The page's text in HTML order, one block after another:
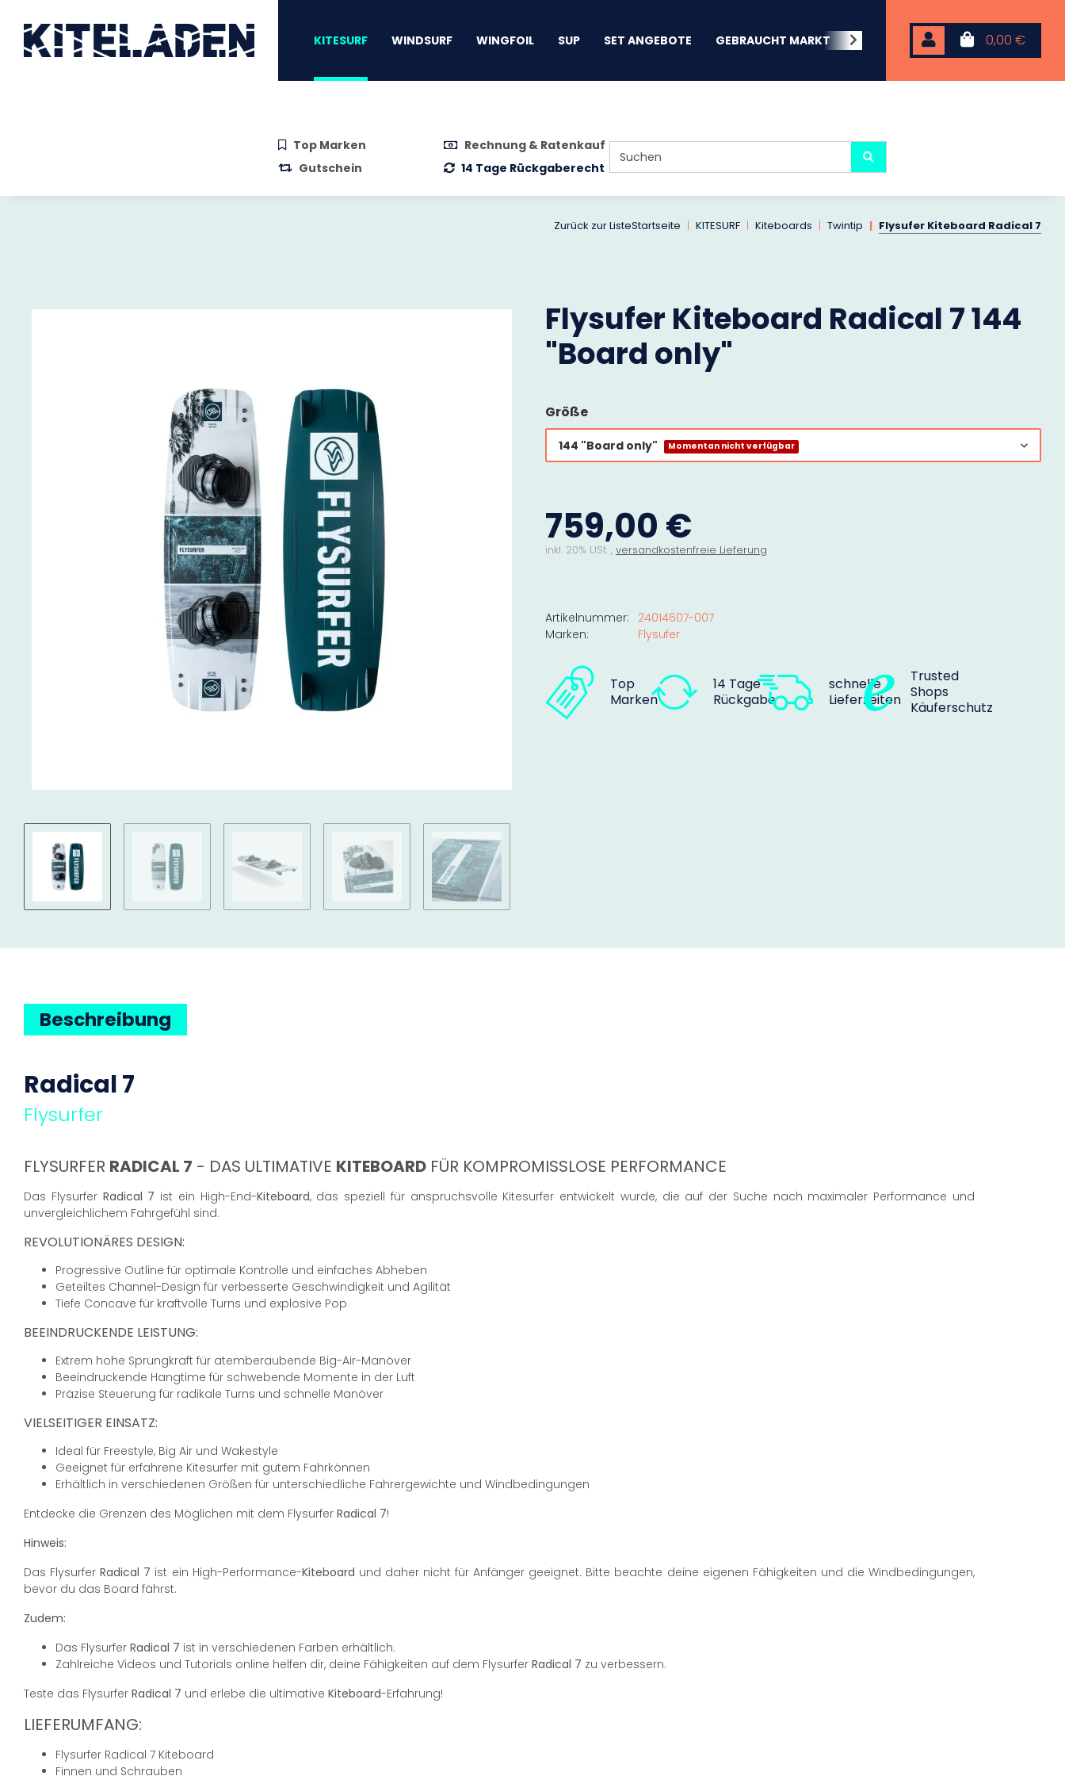
0,00 €
KITESURF WINDSURF WINGFOIL SUP SET ANGEBOTE GEBRAUCHT MARKT BEACHWEAR NEOPREN
Top Marken
Rechnung & Ratenkauf
Gutschein
14 Tage Rückgaberecht
Zurück zur ListeStartseite KITESURF Kiteboards Twintip Flysufer Kiteboard Radical 7
Flysufer Kiteboard Radical 7 144
"Board only"
Größe
144 "Board only" Momentan nicht verfügbar
759,00 €
inkl. 20% USt. , versandkostenfreie Lieferung
Artikelnummer:
24014607-007
Marken:
Flysufer
Top
Marken
14 Tage
Rückgabe
schnelle
Lieferzeiten
Trusted
Shops
Käuferschutz
Beschreibung
Radical 7
Flysurfer
FLYSURFER RADICAL 7 - DAS ULTIMATIVE KITEBOARD FÜR KOMPROMISSLOSE PERFORMANCE
Das Flysurfer Radical 7 ist ein High-End-Kiteboard, das speziell für anspruchsvolle Kitesurfer entwickelt wurde, die auf der Suche nach maximaler Performance und
unvergleichlichem Fahrgefühl sind.
REVOLUTIONÄRES DESIGN:
Progressive Outline für optimale Kontrolle und einfaches Abheben
Geteiltes Channel-Design für verbesserte Geschwindigkeit und Agilität
Tiefe Concave für kraftvolle Turns und explosive Pop
BEEINDRUCKENDE LEISTUNG:
Extrem hohe Sprungkraft für atemberaubende Big-Air-Manöver
Beeindruckende Hangtime für schwebende Momente in der Luft
Präzise Steuerung für radikale Turns und schnelle Manöver
VIELSEITIGER EINSATZ:
Ideal für Freestyle, Big Air und Wakestyle
Geeignet für erfahrene Kitesurfer mit gutem Fahrkönnen
Erhältlich in verschiedenen Größen für unterschiedliche Fahrergewichte und Windbedingungen
Entdecke die Grenzen des Möglichen mit dem Flysurfer Radical 7!
Hinweis:
Das FlysurferRadical 7 ist ein High-Performance-Kiteboard und daher nicht für Anfänger geeignet. Bitte beachte deine eigenen Fähigkeiten und die Windbedingungen,
bevor du das Board fährst.
Zudem:
Das Flysurfer Radical 7 ist in verschiedenen Farben erhältlich.
Zahlreiche Videos und Tutorials online helfen dir, deine Fähigkeiten auf dem Flysurfer Radical 7 zu verbessern.
Teste das Flysurfer Radical 7 und erlebe die ultimative Kiteboard-Erfahrung!
LIEFERUMFANG:
Flysurfer Radical 7 Kiteboard
Finnen und Schrauben